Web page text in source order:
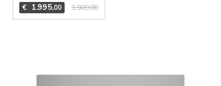
€ 1.995,00 3.909,00